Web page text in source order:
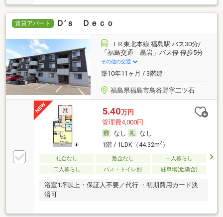
賃貸アパート Ｄ’ｓ Ｄｅｃｏ
ＪＲ東北本線 福島駅 バス30分/
「福島交通 黒岩」バス停 停歩5分
その他の交通
築10年11ヶ月 / 3階建
福島県福島市鳥谷野字二ツ石
5.40万円
管理費4,000円
なし
なし
1階 / 1LDK（44.32m2）
礼金なし 敷金なし
一人暮らし
二人暮らし
バス・トイレ別 駐車場(近隣含)
浴室1坪以上・保証人不要／代行 ・初期費用カード決
済可